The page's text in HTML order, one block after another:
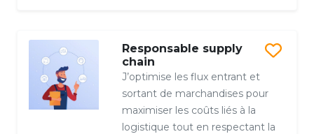
Responsable supply
chain
J’optimise les flux entrant et
sortant de marchandises pour
maximiser les coûts liés à la
logistique tout en respectant la